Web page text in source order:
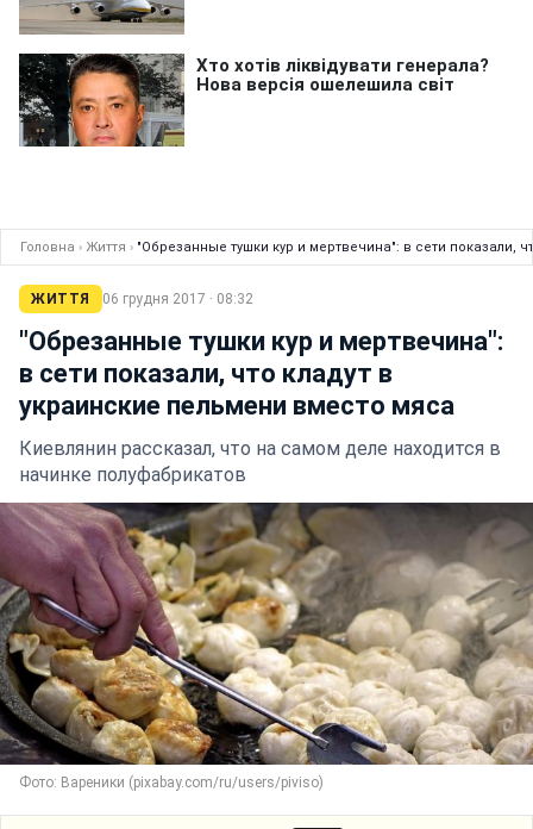
Головна › Життя › "Обрезанные тушки кур и мертвечина": в сети показали,
ЖИТТЯ 06 грудня 2017 · 08:32
"Обрезанные тушки кур и мертвечина":
в сети показали, что кладут в
украинские пельмени вместо мяса
Киевлянин рассказал, что на самом деле находится в
начинке полуфабрикатов
Фото: Вареники (pixabay.com/ru/users/piviso)